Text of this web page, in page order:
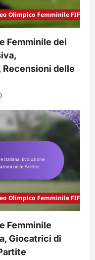
Olimpico Femminile FIFA
Femminile dei
delle
Olimpico Femminile FIFA
Femminile
Giocatrici di